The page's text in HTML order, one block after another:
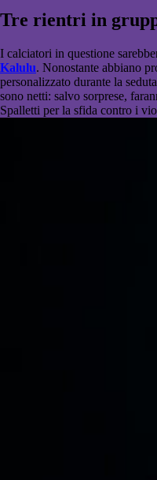
Tre rientri in
I calciatori in questione
Kalulu. Nonostante abbiano
personalizzato durante la
sono netti: salvo sorprese,
Spalletti per la sfida contro i